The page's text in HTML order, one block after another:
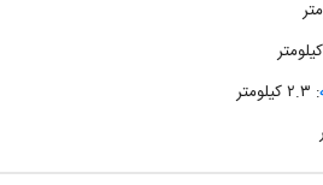
: ۲.۳ کیلومتر